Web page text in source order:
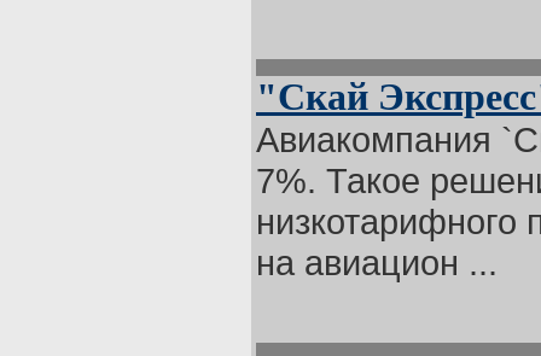
"Скай
Авиакомпания
7%. Такое
низкотарифного
на авиацион ...